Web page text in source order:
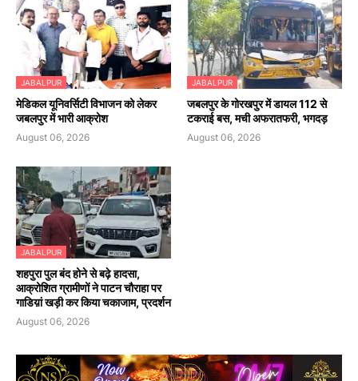
JABALPUR
मेडिकल यूनिवर्सिटी विभाजन को लेकर
जबलपुर में भारी आक्रोश
August 06, 2026
JABALPUR
जबलपुर के गोरखपुर में डायल 112 से
टकराई बस, मची अफरातफरी, भगदड़
August 06, 2026
JABALPUR
शहपुरा पुल बंद होने से बढ़े हादसा,
आक्रोशित ग्रामीणों ने पाटन चौराहा पर
गाडिय़ां खड़ी कर किया चकाजाम, प्रदर्शन
August 06, 2026